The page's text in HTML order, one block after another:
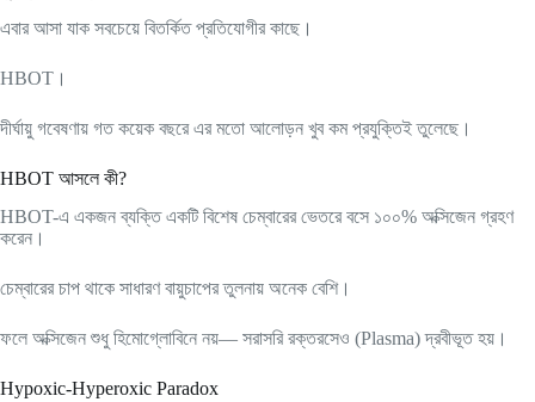
এবার আসা যাক সবচেয়ে বিতর্কিত প্রতিযোগীর কাছে।
HBOT।
দীর্ঘায়ু গবেষণায় গত কয়েক বছরে এর মতো আলোড়ন খুব কম প্রযুক্তিই তুলেছে।
HBOT আসলে কী?
HBOT-এ একজন ব্যক্তি একটি বিশেষ চেম্বারের ভেতরে বসে ১০০% অক্সিজেন গ্রহণ
করেন।
চেম্বারের চাপ থাকে সাধারণ বায়ুচাপের তুলনায় অনেক বেশি।
ফলে অক্সিজেন শুধু হিমোগ্লোবিনে নয়— সরাসরি রক্তরসেও (Plasma) দ্রবীভূত হয়।
Hypoxic-Hyperoxic Paradox